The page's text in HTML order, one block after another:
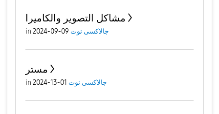
مشاكل التصوير والكاميرا
in جالاكسى نوت 09-09-2024
مستر
in جالاكسى نوت 01-13-2024